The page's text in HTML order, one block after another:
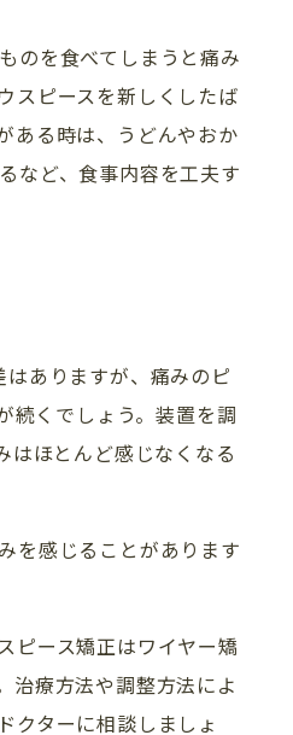
のを食べてしまうと痛み
スピースを新しくしたば
ある時は、うどんやおか
など、食事内容を工夫す
はありますが、痛みのピ
続くでしょう。装置を調
はほとんど感じなくなる
を感じることがあります
ピース矯正はワイヤー矯
治療方法や調整方法によ
クターに相談しましょ